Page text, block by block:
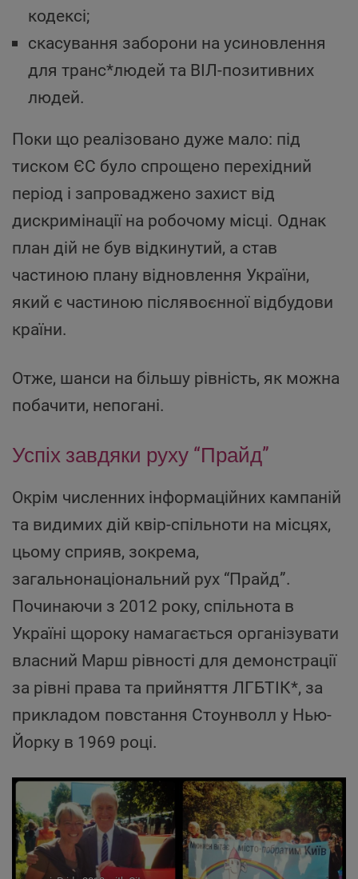
кодексі;
скасування заборони на усиновлення
для транс*людей та ВІЛ-позитивних
людей.
Поки що реалізовано дуже мало: під
тиском ЄС було спрощено перехідний
період і запроваджено захист від
дискримінації на робочому місці. Однак
план дій не був відкинутий, а став
частиною плану відновлення України,
який є частиною післявоєнної відбудови
країни.
Отже, шанси на більшу рівність, як можна
побачити, непогані.
Успіх завдяки руху “Прайд”
Окрім численних інформаційних кампаній
та видимих дій квір-спільноти на місцях,
цьому сприяв, зокрема,
загальнонаціональний рух “Прайд”.
Починаючи з 2012 року, спільнота в
Україні щороку намагається організувати
власний Марш рівності для демонстрації
за рівні права та прийняття ЛГБТІК*, за
прикладом повстання Стоунволл у Нью-
Йорку в 1969 році.